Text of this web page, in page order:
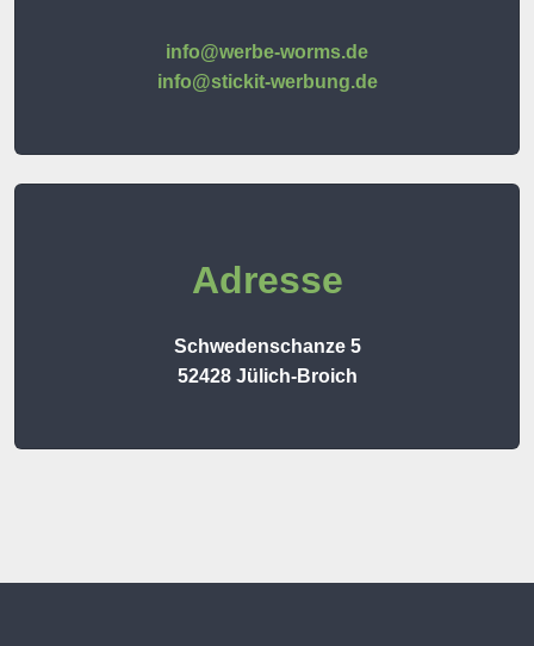
info@werbe-worms.de
info@stickit-werbung.de
Adresse
Schwedenschanze 5
52428 Jülich-Broich